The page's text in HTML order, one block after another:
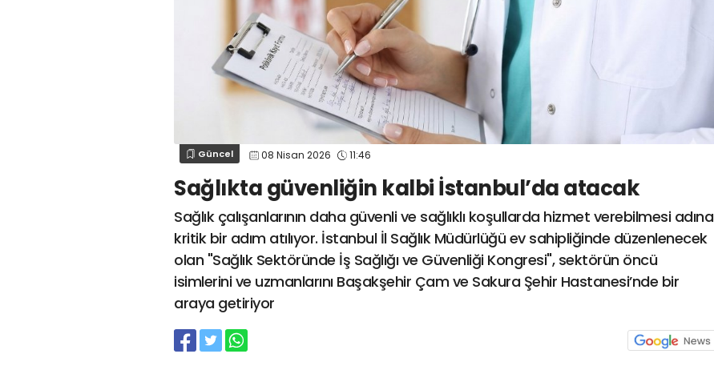
Güncel 08 Nisan 2026 11:46
Sağlıkta güvenliğin kalbi İstanbul’da atacak
Sağlık çalışanlarının daha güvenli ve sağlıklı koşullarda hizmet verebilmesi adına
kritik bir adım atılıyor. İstanbul İl Sağlık Müdürlüğü ev sahipliğinde düzenlenecek
olan "Sağlık Sektöründe İş Sağlığı ve Güvenliği Kongresi", sektörün öncü
isimlerini ve uzmanlarını Başakşehir Çam ve Sakura Şehir Hastanesi’nde bir
araya getiriyor